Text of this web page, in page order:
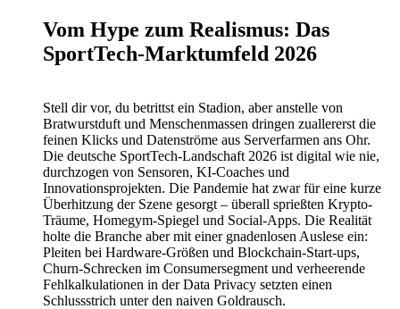
Vom Hype zum Realismus: Das
SportTech-Marktumfeld 2026
Stell dir vor, du betrittst ein Stadion, aber anstelle von
Bratwurstduft und Menschenmassen dringen zuallererst die
feinen Klicks und Datenströme aus Serverfarmen ans Ohr.
Die deutsche SportTech-Landschaft 2026 ist digital wie nie,
durchzogen von Sensoren, KI-Coaches und
Innovationsprojekten. Die Pandemie hat zwar für eine kurze
Überhitzung der Szene gesorgt – überall sprießten Krypto-
Träume, Homegym-Spiegel und Social-Apps. Die Realität
holte die Branche aber mit einer gnadenlosen Auslese ein:
Pleiten bei Hardware-Größen und Blockchain-Start-ups,
Churn-Schrecken im Consumersegment und verheerende
Fehlkalkulationen in der Data Privacy setzten einen
Schlussstrich unter den naiven Goldrausch.